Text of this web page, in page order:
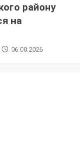
району
на
06.08.2026